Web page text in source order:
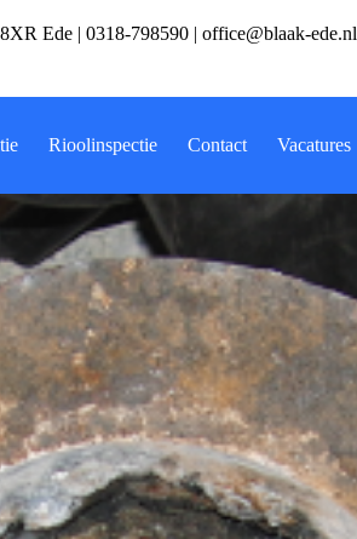
Ede | 0318-798590 | office@blaak-ede.nl
Rioolinspectie Contact Vacatures